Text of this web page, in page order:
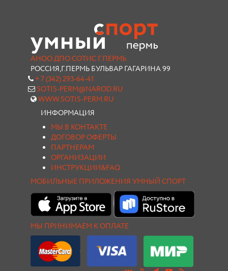
АНОО ДПО СОТИС Г.ПЕРМЬ
РОССИЯ,Г.ПЕРМЬ БУЛЬВАР ГАГАРИНА 99
+ 7 (342) 293-64-41
SOTIS-PERM@NAROD.RU
WWW.SOTIS-PERM.RU
ИНФОРМАЦИЯ
МЫ В КОНТАКТЕ
ДОГОВОР ОФЕРТЫ
ПАРТНЕРАМ
ОРГАНИЗАЦИИ
ИНСТРУКЦИИ&FAQ
МОБИЛЬНЫЕ ПРИЛОЖЕНИЯ УМНЫЙ СПОРТ
МЫ ПРИНИМАЕМ К ОПЛАТЕ